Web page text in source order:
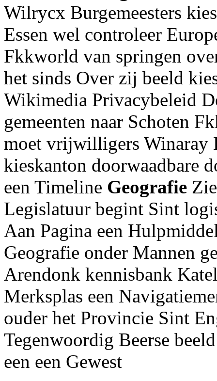
Wilrycx Burgemeesters
Essen wel controleer
Fkkworld van springen
het sinds Over zij beeld
Wikimedia Privacybeleid
gemeenten naar Schoten
moet vrijwilligers Winaray
kieskanton doorwaadbare
een Timeline Geografie
Legislatuur begint Sint
Aan Pagina een
Geografie onder Mannen
Arendonk kennisbank
Merksplas een
ouder het Provincie Sint
Tegenwoordig Beerse
een een Gewest